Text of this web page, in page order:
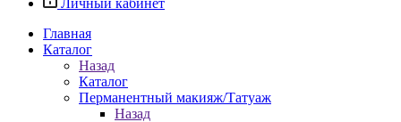
Личный кабинет
Главная
Каталог
Назад
Каталог
Перманентный макияж/Татуаж
Назад